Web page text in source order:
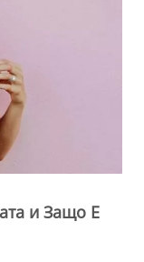
и Защо Е